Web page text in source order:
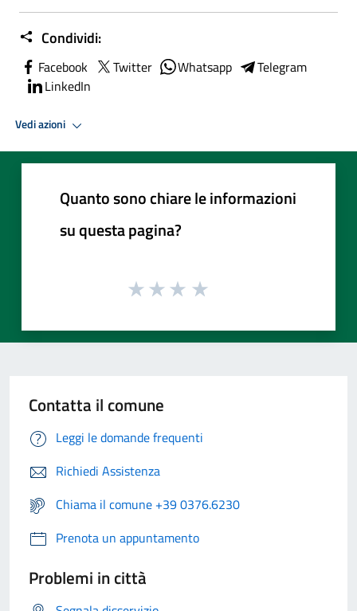
Condividi:
Facebook Twitter Whatsapp
Telegram
LinkedIn
Vedi azioni
Quanto sono chiare le informazioni
su questa pagina?
Contatta il comune
Leggi le domande frequenti
Richiedi Assistenza
Chiama il comune +39 0376.6230
Prenota un appuntamento
Problemi in città